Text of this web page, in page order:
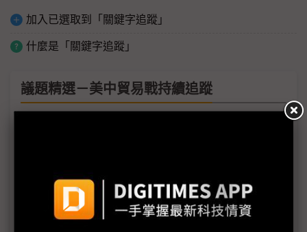
加入已選取到「關鍵字追蹤」
什麼是「關鍵字追蹤」
議題精選－美中貿易戰持續追蹤
面對貿易戰摩擦升溫 童子賢：短期內東南亞無法取
代大陸